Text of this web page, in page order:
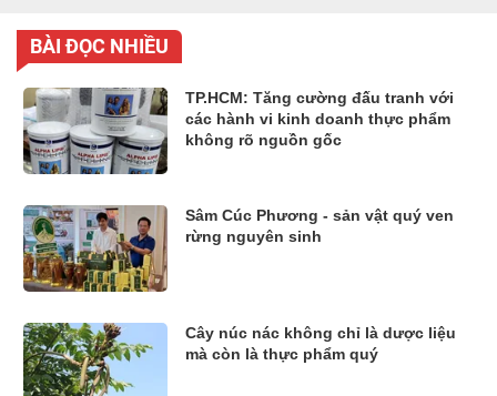
BÀI ĐỌC NHIỀU
TP.HCM: Tăng cường đấu tranh với
các hành vi kinh doanh thực phẩm
không rõ nguồn gốc
Sâm Cúc Phương - sản vật quý ven
rừng nguyên sinh
Cây núc nác không chỉ là dược liệu
mà còn là thực phẩm quý